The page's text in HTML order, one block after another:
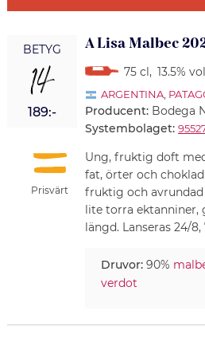
BETYG
14
189:-
Prisvärt
A Lisa Malbec
75 cl, 13.5%
ARGENTINA,
Producent: Bodega
Systembolaget:
Ung, fruktig doft
fat, örter och
fruktig och
lite torra ektanniner,
längd. Lanseras 24/
Druvor:90%
verdot